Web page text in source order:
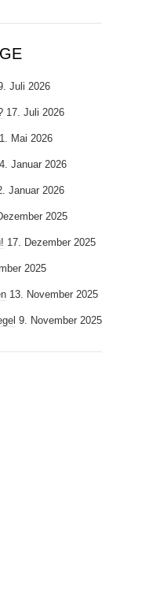
Juli 2026
17. Juli 2026
1. Mai 2026
4. Januar 2026
Januar 2026
2025
17. Dezember 2025
2025
13. November 2025
9. November 2025